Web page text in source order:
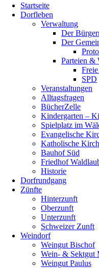
oben
scrollen
Startseite
Dorfleben
Verwaltung
Der
Der
Parteien &
SPD
Veranstaltungen
Alltagsfragen
BücherZelle
Kindergarten –
Spielplatz im
Evangelische
Katholische
Bauhof Süd
Friedhof
Historie
Dorfrundgang
Zünfte
Hinterzunft
Oberzunft
Unterzunft
Schweizer Zunft
Weindorf
Weingut Bischof
Wein- & Sektgut
Weingut Paulus